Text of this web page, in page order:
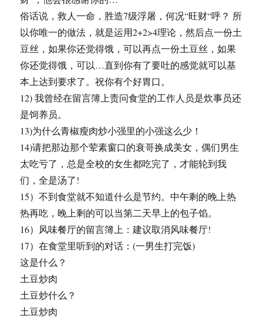
俗话说，救人一命，胜造7级浮屠，何况“旺财“呼？ 所
以你唯一的做法，就是运用2+2>4理论，然后点一份土
豆丝，如果你还觉得饿，可以再点一份土豆丝，如果
你还觉得饿，可以…直到你有了要吐的感觉就可以基
本上达到要求了。祝你有个好胃口。
12) 我曾经在留言簿上责问食堂的工作人员是炊事员还
是饲养员。
13)为什么青椒瘦肉炒小强里的小强这么少！
14)请把那边那个荤素窗口的衰哥换成美女，偶们男生
太吃亏了，总是全校的女生都吃完了，才能轮到我
们，全是汤了!
15）不到食堂就不知道什么是节约。中午剩的晚上热
热再吃，晚上剩的可以当第二天早上的包子馅。
16）风味餐厅的留言簿上：建议取消风味餐厅!
17）在食堂里听到的对话：(一男生打完饭)
这是什么？
土豆炒肉
土豆炒什么？
土豆炒肉